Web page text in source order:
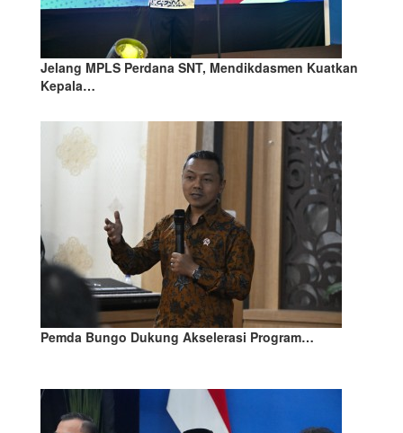
Jelang MPLS Perdana SNT, Mendikdasmen Kuatkan
Kepala…
Pemda Bungo Dukung Akselerasi Program…